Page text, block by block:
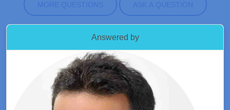
MORE QUESTIONS ASK A QUESTION
Answered by